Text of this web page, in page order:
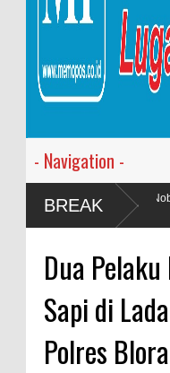
BREAK
Nobar Indonesia Lawan
Dua
Sapi di
Polres Blora